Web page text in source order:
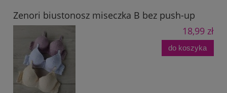
Zenori biustonosz miseczka B bez push-up
18,99 zł
do koszyka